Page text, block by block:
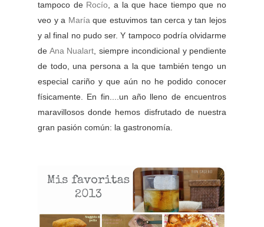
tampoco de Rocío , a la que hace tiempo que no
veo y a María que estuvimos tan cerca y tan lejos
y al final no pudo ser. Y tampoco podría olvidarme
de Ana Nualart , siempre incondicional y pendiente
de todo, una persona a la que también tengo un
especial cariño y que aún no he podido conocer
físicamente. En fin....un año lleno de encuentros
maravillosos donde hemos disfrutado de nuestra
gran pasión común: la gastronomía.